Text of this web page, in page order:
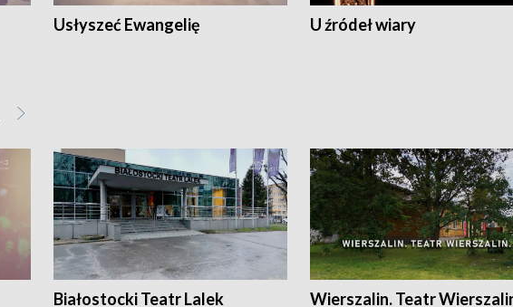
Usłyszeć Ewangelię U źródeł wiary
Białostocki Teatr Lalek Wierszalin. Teatr